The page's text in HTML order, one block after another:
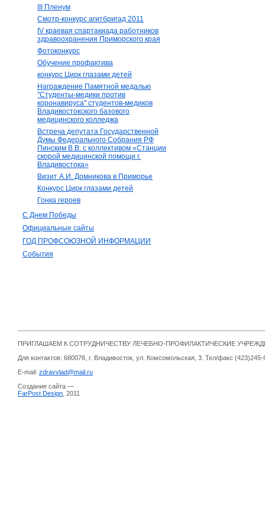
III Пленум
Смотр-конкурс агитбригад 2011
IV краевая спартакиада работников
здравоохранения Приморского края
Фотоконкурс
Обучение профактива
конкурс Цирк глазами детей
Награждение Памятной медалью
"Студенты-медики против
коронавируса" студентов-медиков
Владивостокского базового
медицинского колледжа
Встреча депутата Государственной
Думы Федерального Собрания РФ
Пинским В.В. с коллективом «Станции
скорой медицинской помощи г.
Владивостока»
Визит А.И. Домникова в Приморье
Конкурс Цирк глазами детей
Гонка героев
С Днем Победы
Официальные сайты
ГОД ПРОФСОЮЗНОЙ ИНФОРМАЦИИ
События
ПРИГЛАШАЕМ К СОТРУДНИЧЕСТВУ ЛЕЧЕБНО-ПРОФИЛАКТИЧЕСКИЕ
Для контактов: 680078, г. Владивосток, ул. Комсомольская, 3. Тел/факс
E-mail: zdravvlad@mail.ru
Создание сайта —
FarPost Design , 2011